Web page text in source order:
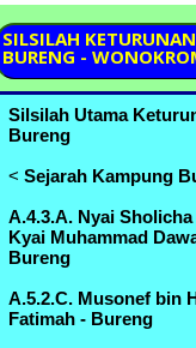
SILSILAH
BURENG -
Silsilah Utama
Bureng
< Sejarah Kampung
A.4.3.A. Nyai
Kyai Muhammad
Bureng
A.5.2.C. Musonef bin
Fatimah - Bureng